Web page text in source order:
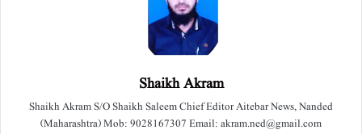
Shaikh Akram
Shaikh Akram S/O Shaikh Saleem Chief Editor Aitebar News, Nanded
(Maharashtra) Mob: 9028167307 Email: akram.ned@gmail.com